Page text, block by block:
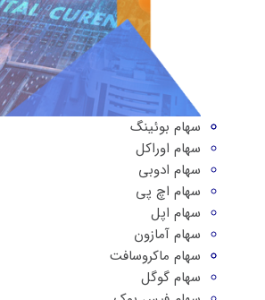
سهام بوئینگ
سهام اوراکل
سهام ادوبی
سهام اچ پی
سهام اپل
سهام آمازون
سهام ماکروسافت
سهام گوگل